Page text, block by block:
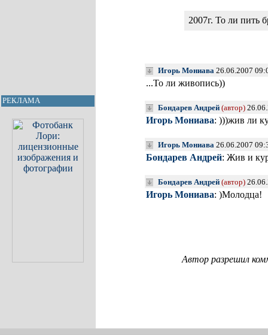
РЕКЛАМА
2007г. То ли пить
Игорь Мониава 26.06.2007
...То ли живопись))
Бондарев Андрей (автор)
Игорь Мониава: )))жив ли
Игорь Мониава 26.06.2007
Бондарев Андрей: Жив и
Бондарев Андрей (автор)
Игорь Мониава: )Молодца!
Автор разрешил